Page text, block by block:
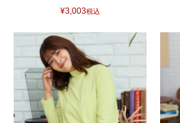
¥3,003税込